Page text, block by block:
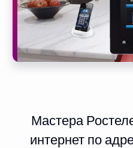
Мастера
интернет по